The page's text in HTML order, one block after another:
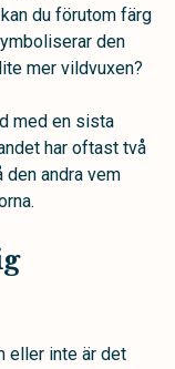
du förutom färg
den
mer vildvuxen?
med en sista
har oftast två
den andra vem
eller inte är det